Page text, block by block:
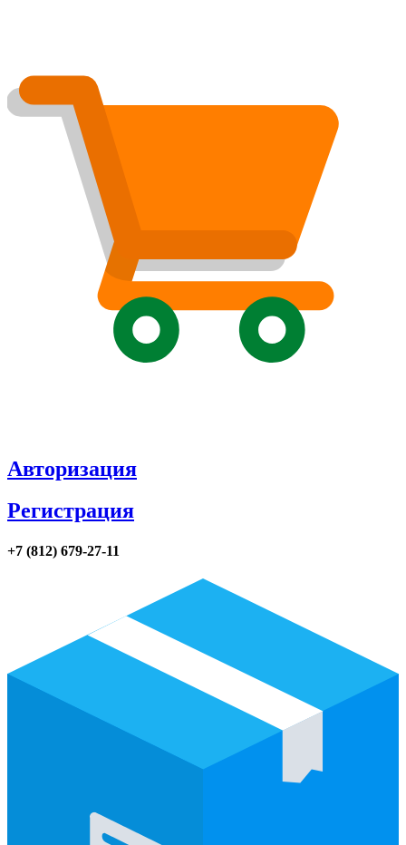
Авторизация
Регистрация
+7 (812) 679-27-11